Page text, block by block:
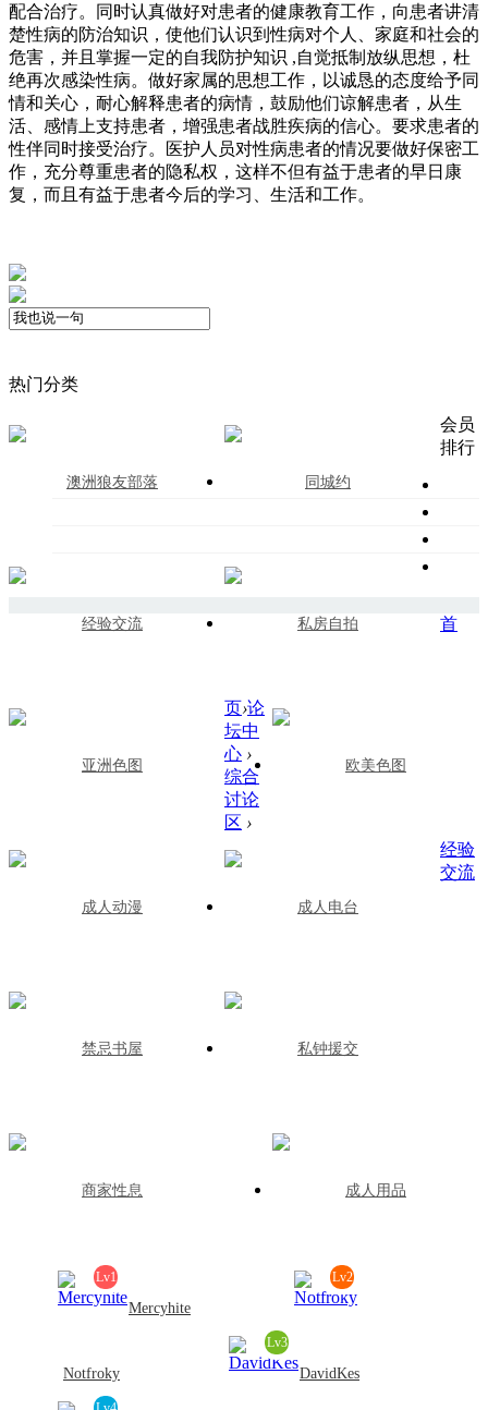
配合治疗。同时认真做好对患者的健康教育工作，向患者讲清
楚性病的防治知识，使他们认识到性病对个人、家庭和社会的
危害，并且掌握一定的自我防护知识 ,自觉抵制放纵思想，杜
绝再次感染性病。做好家属的思想工作，以诚恳的态度给予同
情和关心，耐心解释患者的病情，鼓励他们谅解患者，从生
活、感情上支持患者，增强患者战胜疾病的信心。要求患者的
性伴同时接受治疗。医护人员对性病患者的情况要做好保密工
作，充分尊重患者的隐私权，这样不但有益于患者的早日康
复，而且有益于患者今后的学习、生活和工作。
热门分类
澳洲狼友部落 同城约
经验交流 私房自拍
亚洲色图 欧美色图
成人动漫 成人电台
禁忌书屋 私钟援交
商家性息 成人用品
会员
排行
Lv1
Mercyhite
积分:8414
Lv2
Notfroky
Lv3
DavidKes
首
页›论
坛中
心 ›
综合
讨论
区 ›
经验
交流